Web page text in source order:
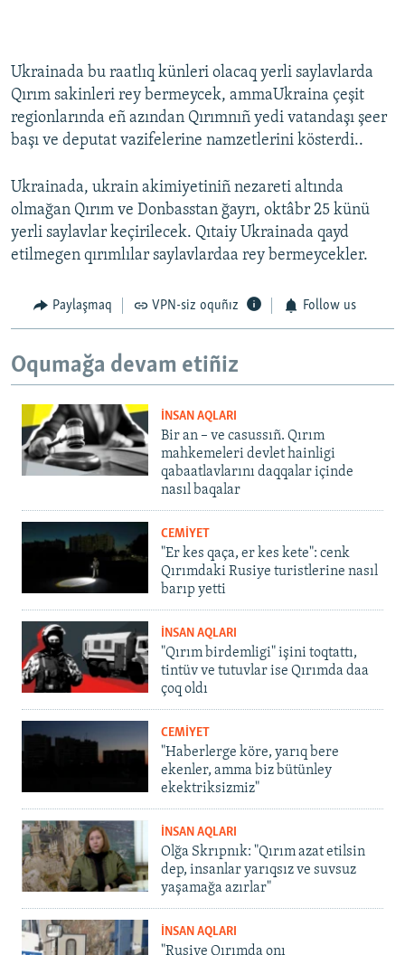
Ukrainada bu raatlıq künleri olacaq yerli saylavlarda
Qırım sakinleri rey bermeycek, ammaUkraina çeşit
regionlarında eñ azından Qırımnıñ yedi vatandaşı şeer
başı ve deputat vazifelerine nаmzetlerini kösterdi..
Ukrainada, ukrain akimiyetiniñ nezareti altında
olmağan Qırım ve Donbasstan ğayrı, oktâbr 25 künü
yerli saylavlar keçirilecek. Qıtaiy Ukrainada qayd
etilmegen qırımlılar saylavlardaa rey bermeycekler.
Paylaşmaq VPN-siz oquñız Follow us
Oqumağa devam etiñiz
İNSAN AQLARI
Bir an – ve casussıñ. Qırım
mahkemeleri devlet hainligi
qabaatlavlarını daqqalar içinde
nasıl baqalar
CEMİYET
"Er kes qaça, er kes kete": cenk
Qırımdaki Rusiye turistlerine nasıl
barıp yetti
İNSAN AQLARI
"Qırım birdemligi" işini toqtattı,
tintüv ve tutuvlar ise Qırımda daa
çoq oldı
CEMİYET
"Haberlerge köre, yarıq bere
ekenler, amma biz bütünley
ekektriksizmiz"
İNSAN AQLARI
Olğa Skrıpnık: "Qırım azat etilsin
dep, insanlar yarıqsız ve suvsuz
yaşamağa azırlar"
İNSAN AQLARI
"Rusiye Qırımda onı